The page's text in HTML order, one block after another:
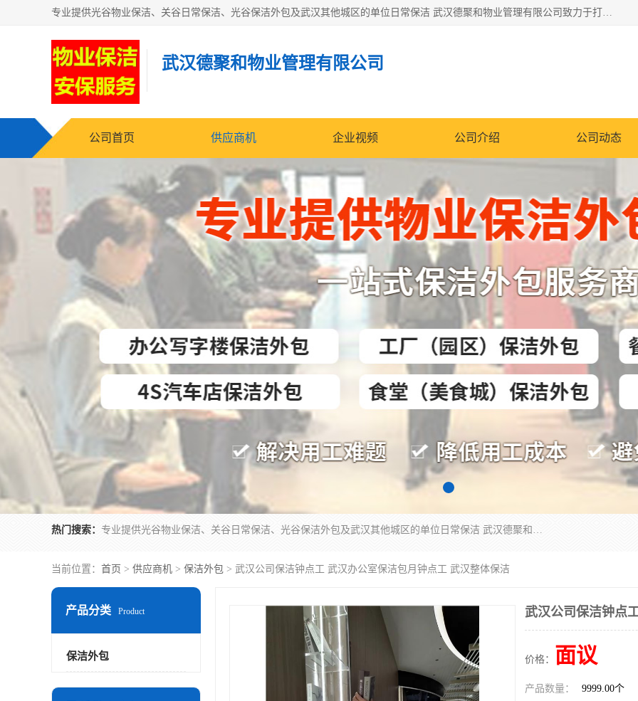
专业提供光谷物业保洁、关谷日常保洁、光谷保洁外包及武汉其他城区的单位日常保洁 武汉德聚和物业管理有限公司致力于打造中国专业物业保洁服务、日常保洁及其他保洁清洗外包服务。自公司成立以来提倡以先进的物业管理理念和模式经营，谋篇布局，以“至诚服务、精益求精、规范管理、锐意拓新”为质量方针，强化内部管理，为业主提供专业化、标准化和精细化的全方位物业服务，管理服务水平得到了广大业主和业内人士的一致好评。
武汉德聚和物业管理有限公司
公司首页 供应商机 企业视频 公司介绍 公司动态
热门搜索： 专业提供光谷物业保洁、关谷日常保洁、光谷保洁外包及武汉其他城区的单位日常保洁 武汉德聚和物业管理有限公司致力于打造中国专业物业保洁服务、日常保洁及其他保洁清洗外包服务。自公司成立以来提倡以先进的物业管理理念和模式经营，谋篇布局，以“至诚服务、精益求精、规范管理、锐意拓新”为质量方针，强化内部管理，为业主提供专业化、标准化和精细化的全方位物业服务，管理服务水平得到了广大业主和业内人士的一致好评。
当前位置： 首页 > 供应商机 > 保洁外包 > 武汉公司保洁钟点工 武汉办公室保洁包月钟点工 武汉整体保洁
产品分类 Product
保洁外包
武汉公司保洁钟点
价格： 面议
产品数量： 9999.00个